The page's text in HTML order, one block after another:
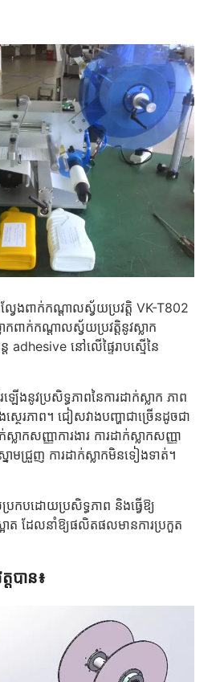
ល្វែងពាក់កណ្តាលស្វ័យប្រវត្តិ VK-T802
កពាក់កណ្តាលស្វ័យប្រវត្តិនូវស្លាក
adhesive នៅលើផ្ទៃរាបស្មើនៃ
ើងនូវប្រសិទ្ធភាពនៃការដាក់ស្លាក ភាព
េរភាព។ ជៀសវាងបញ្ហាជាច្រើនដូចជា
លាកសញ្ញាការងារ ការដាក់ស្លាកសញ្ញា
មជ្រួញ ការដាក់ស្លាកមិនទៀងទាត់។
កបដោយប្រសិទ្ធភាព និងធ្វើឱ្យ
ត ដែលនាំឱ្យផលិតផលមានការប្រកួត
បាន៖